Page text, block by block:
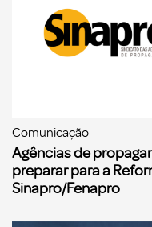
Comunicação
Agências de
preparar para a
Sinapro/Fenapro